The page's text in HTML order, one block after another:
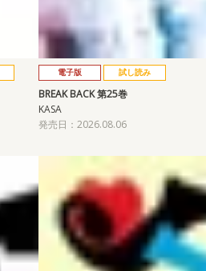
電子版 試し読み
BREAK BACK 第25巻
KASA
発売日：2026.08.06